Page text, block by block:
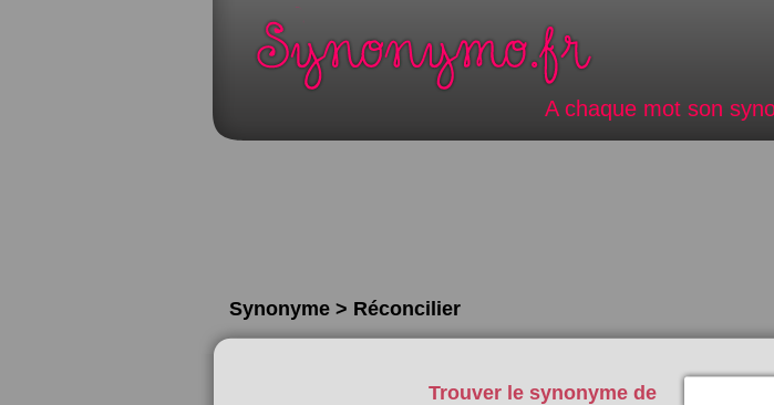
A chaque mot son
Synonyme > Réconcilier
Trouver le synonyme de